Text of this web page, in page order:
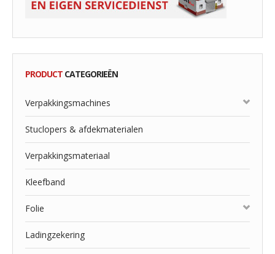
PRODUCT CATEGORIEËN
Verpakkingsmachines
Stuclopers & afdekmaterialen
Verpakkingsmateriaal
Kleefband
Folie
Ladingzekering